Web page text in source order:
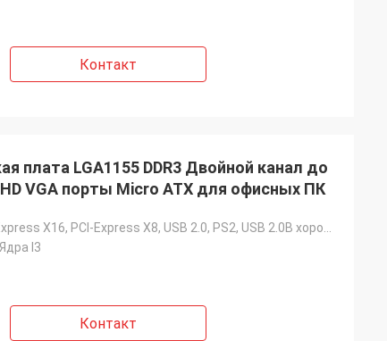
Контакт
плата LGA1155 DDR3 Двойной канал до
HD VGA порты Micro ATX для офисных ПК
I3
Контакт